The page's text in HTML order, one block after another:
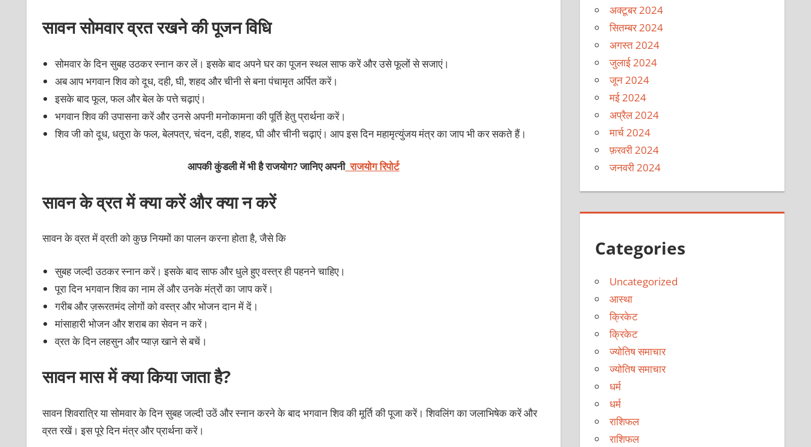
सावन सोमवार व्रत रखने की पूजन विधि
सोमवार के दिन सुबह उठकर स्‍नान कर लें। इसके बाद अपने घर का पूजन स्‍थल साफ करें और उसे फूलों से सजाएं।
अब आप भगवान शिव को दूध, दही, घी, शहद और चीनी से बना पंचामृत अर्पित करें।
इसके बाद फूल, फल और बेल के पत्ते चढ़ाएं।
भगवान शिव की उपासना करें और उनसे अपनी मनोकामना की पूर्ति हेतु प्रार्थना करें।
शिव जी को दूध, धतूरा के फल, बेलपत्र, चंदन, दही, शहद, घी और चीनी चढ़ाएं। आप इस दिन महामृत्‍युंजय मंत्र का जाप भी कर सकते हैं।
आपकी कुंडली में भी है राजयोग? जानिए अपनीराजयोग रिपोर्ट
सावन के व्रत में क्‍या करें और क्‍या न करें
सावन के व्रत में व्रती को कुछ नियमों का पालन करना होता है, जैसे कि
सुबह जल्‍दी उठकर स्‍नान करें। इसके बाद साफ और धुले हुए वस्‍त्र ही पहनने चाहिए।
पूरा दिन भगवान शिव का नाम लें और उनके मंत्रों का जाप करें।
गरीब और ज़रूरतमंद लोगों को वस्‍त्र और भोजन दान में दें।
मांसाहारी भोजन और शराब का सेवन न करें।
व्रत के दिन लहसुन और प्‍याज़ खाने से बचें।
सावन मास में क्‍या किया जाता है?
सावन शिवरात्रि या सोमवार के दिन सुबह जल्‍दी उठें और स्‍नान करने के बाद भगवान शिव की मूर्ति की पूजा करें। शिवलिंग का जलाभिषेक करें और
व्रत रखें। इस पूरे दिन मंत्र और प्रार्थना करें।
अक्टूबर 2024
सितम्बर 2024
अगस्त 2024
जुलाई 2024
जून 2024
मई 2024
अप्रैल 2024
मार्च 2024
फ़रवरी 2024
जनवरी 2024
Categories
Uncategorized
आस्था
क्रिकेट
क्रिकेट
ज्योतिष समाचार
ज्योतिष समाचार
धर्म
धर्म
राशिफल
राशिफल